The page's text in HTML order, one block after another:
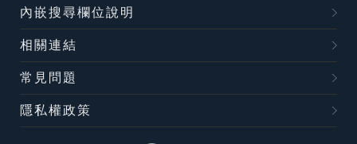
內嵌搜尋欄位說明
相關連結
常見問題
隱私權政策